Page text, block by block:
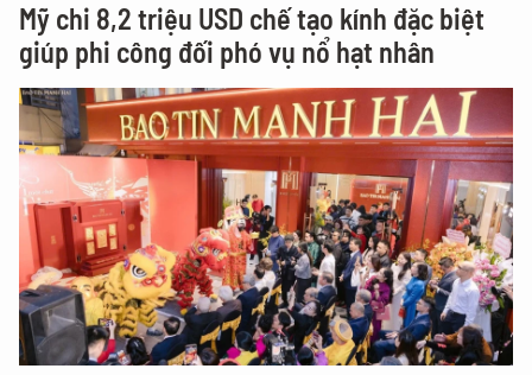
Mỹ chi 8,2 triệu USD chế tạo kính đặc biệt
giúp phi công đối phó vụ nổ hạt nhân